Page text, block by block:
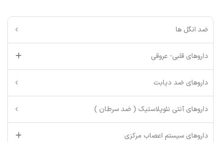
ضد انگل ها
داروهای قلبی- عروقی
داروهای ضد دیابت
داروهای آنتی نئوپلاستیک ( ضد سرطان )
داروهای سیستم اعصاب مرکزی